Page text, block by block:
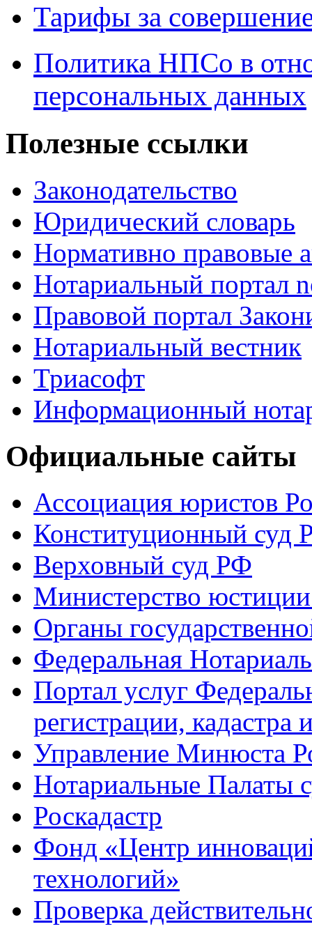
Тарифы за
Политика НПСо в
персональных данных
Полезные ссылки
Законодательство
Юридический словарь
Нормативно правовые
Нотариальный портал
Правовой портал
Нотариальный вестник
Триасофт
Информационный
Официальные сайты
Ассоциация юристов
Конституционный суд
Верховный суд РФ
Министерство
Органы
Федеральная
Портал услуг
регистрации, кадастра
Управление Минюста
Нотариальные Палаты
Роскадастр
Фонд «Центр
технологий»
Проверка